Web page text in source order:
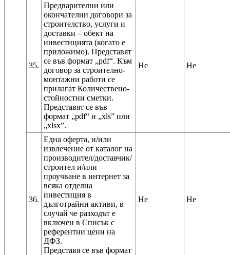
35.
Предварителни или
окончателни договори за
строителство, услуги и
доставки – обект на
инвестицията (когато е
приложимо). Представят
се във формат „pdf“. Към
договор за строително-
монтажни работи се
прилагат Количествено-
стойностни сметки.
Представят се във
формат „pdf“ и „xls” или
Не Не
36.
Една оферта, и/или
извлечение от каталог на
производител/доставчик/
строител и/или
проучване в интернет за
всяка отделна
инвестиция в
дълготрайни активи, в
случай че разходът е
включен в Списък с
референтни цени на
ДФЗ.
Представя се във формат
Не Не